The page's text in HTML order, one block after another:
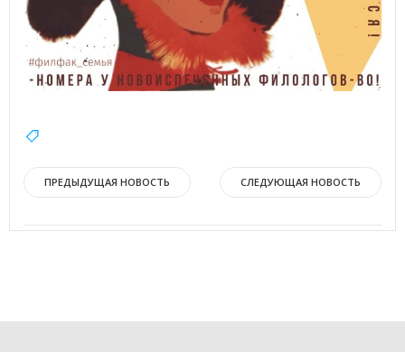
Навигация
по
ПРЕДЫДУЩАЯ НОВОСТЬ
Навигация
по
СЛЕДУЮЩАЯ НОВОСТЬ